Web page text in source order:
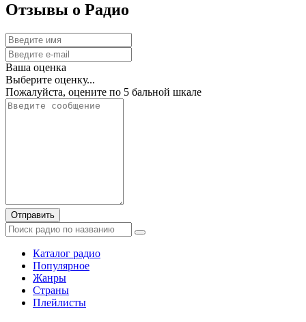
Отзывы о Радио
Ваша оценка
Выберите оценку...
Пожалуйста, оцените по 5 бальной шкале
Отправить
Каталог радио
Популярное
Жанры
Страны
Плейлисты